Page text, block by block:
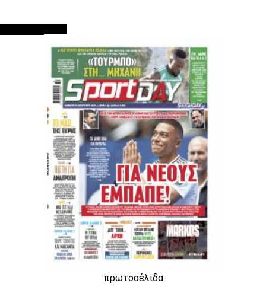
πρωτοσέλιδα